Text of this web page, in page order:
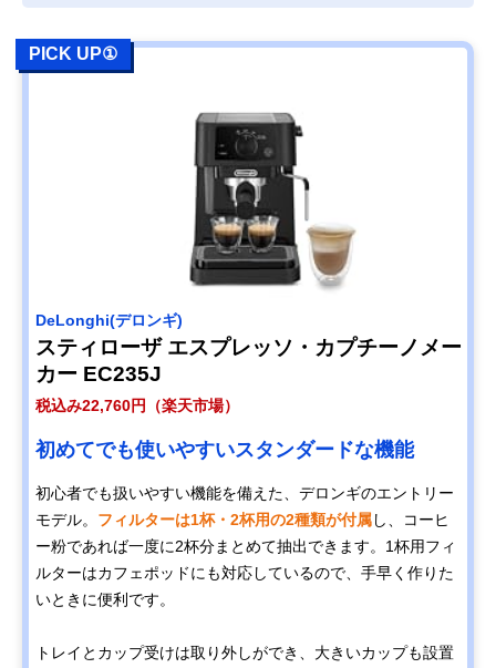
PICK UP①
‎DeLonghi(デロンギ)
スティローザ エスプレッソ・カプチーノメー
カー EC235J
税込み22,760円（楽天市場）
初めてでも使いやすいスタンダードな機能
初心者でも扱いやすい機能を備えた、デロンギのエントリー
モデル。 フィルターは1杯・2杯用の2種類が付属し、コーヒ
ー粉であれば一度に2杯分まとめて抽出できます。1杯用フィ
ルターはカフェポッドにも対応しているので、手早く作りた
いときに便利です。
トレイとカップ受けは取り外しができ、大きいカップも設置